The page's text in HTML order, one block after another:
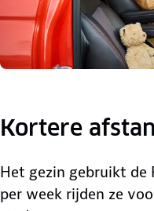
Kortere
Het gezin gebruikt de
per week rijden ze